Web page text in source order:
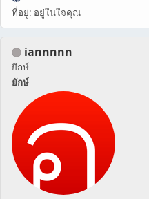
ที่อยู่: อยู่ในใจคุณ
iannnnn
ยึกษ์
ยักษ์